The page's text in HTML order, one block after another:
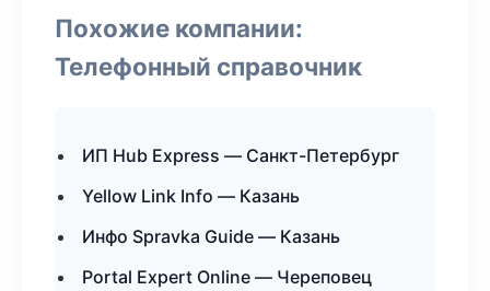
Похожие компании:
Телефонный справочник
ИП Hub Express — Санкт-Петербург
Yellow Link Info — Казань
Инфо Spravka Guide — Казань
Portal Expert Online — Череповец